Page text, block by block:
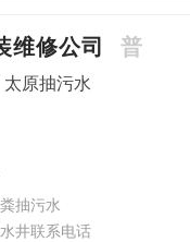
维修公司 普
原抽污水
抽污水
井联系电话